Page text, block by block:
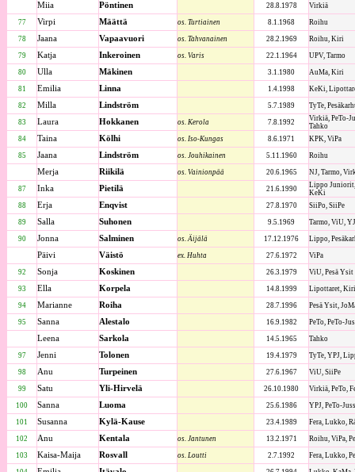
Miia Pöntinen 28.8.1978 Virkiä
77 Virpi Määttä os. Turtiainen 8.1.1968 Roihu
78 Jaana Vapaavuori os. Tahvanainen 28.2.1969 Roihu, Kiri
79 Katja Inkeroinen os. Varis 22.1.1964 UPV, Tarmo
80 Ulla Mäkinen 3.1.1980 AuMa, Kiri
81 Emilia Linna 1.4.1998 KeKi,
82 Milla Lindström 5.7.1989 TyTe,
83 Laura Hokkanen os. Kerola 7.8.1992
Virkiä, PeTo-
Tahko
84
Taina Kölhi os. Iso-Kungas 8.6.1971 KPK, ViPa
85 Jaana Lindström os. Jouhikainen 5.11.1960 Roihu
Merja Riikilä os. Vainionpää 20.6.1965 NJ, Tarmo,
87 Inka Pietilä 21.6.1990
Lippo
KeKi
88
Erja Enqvist 27.8.1970 SiiPo, SiiPe
89 Salla Suhonen 9.5.1969 Tarmo, ViU,
90 Jonna Salminen os. Äijälä 17.12.1976 Lippo,
Päivi Väistö ex. Huhta 27.6.1972 ViPa
92 Sonja Koskinen 26.3.1979 ViU, Pesä Ysit
93 Ella Korpela 14.8.1999 Lipottaret,
94 Marianne Roiha 28.7.1996 Pesä Ysit,
95 Sanna Alestalo 16.9.1982 PeTo, PeTo-
Leena Sarkola 14.5.1965 Tahko
97 Jenni Tolonen 19.4.1979 TyTe, YPJ,
98 Anu Turpeinen 27.6.1967 ViU, SiiPe
99 Satu Yli-Hirvelä 26.10.1980 Virkiä, PeTo,
100 Sanna Luoma 25.6.1986 YPJ, PeTo-
101 Susanna Kylä-Kause 23.4.1989 Fera, Lukko,
102 Anu Kentala os. Jantunen 13.2.1971 Roihu, ViPa,
103 Kaisa-Maija Rosvall os. Loutti 2.7.1992 Fera, Lukko,